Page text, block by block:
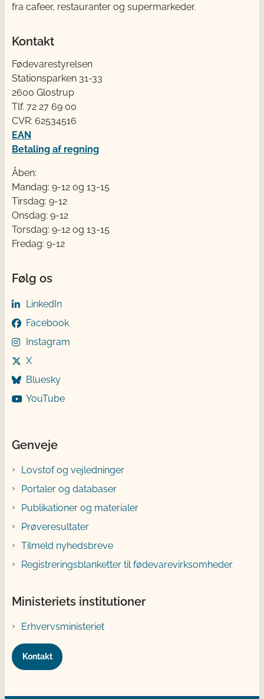
fra cafeer, restauranter og supermarkeder.
Kontakt
Fødevarestyrelsen
Stationsparken 31-33
2600 Glostrup
Tlf. 72 2​​​7 69 00
CVR: 62534516
EAN
Betaling af regning
Åben:
Mandag: 9-12 og 13-15
Tirsdag: 9-12
Onsdag: 9-12
Torsdag: 9-12 og 13-15
Fredag: 9-12
Følg os
LinkedIn
Facebook
Instagram
X
Bluesky
YouTube
Genveje
Lovstof og vejledninger
Portaler og databaser
Publikationer og materialer
Prøveresultater
Tilmeld nyhedsbreve
Registreringsblanketter til fødevarevirksomheder
Ministeriets institutioner
Erhvervsministeriet
Kontakt